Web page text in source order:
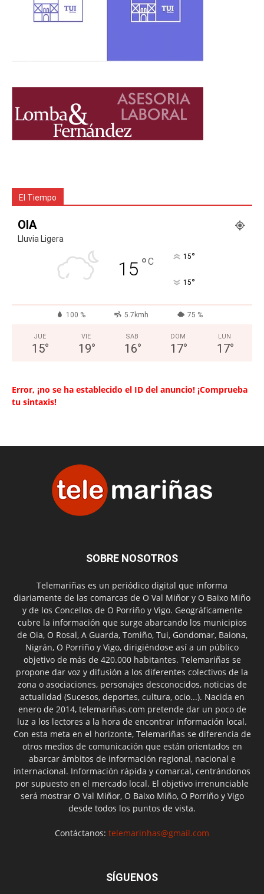
El Tiempo
OIA
Lluvia Ligera
15 °C 15°
15°
100 % 5.7kmh 75 %
JUE
15°
VIE
19°
SAB
16°
DOM
17°
LUN
17°
Error, ¡no se ha establecido el ID del anuncio! ¡Comprueba
tu sintaxis!
SOBRE NOSOTROS
Telemariñas es un periódico digital que informa
diariamente de las comarcas de O Val Miñor y O Baixo Miño
y de los Concellos de O Porriño y Vigo. Geográficamente
cubre la información que surge abarcando los municipios
de Oia, O Rosal, A Guarda, Tomiño, Tui, Gondomar, Baiona,
Nigrán, O Porriño y Vigo, dirigiéndose así a un público
objetivo de más de 420.000 habitantes. Telemariñas se
propone dar voz y difusión a los diferentes colectivos de la
zona o asociaciones, personajes desconocidos, noticias de
actualidad (Sucesos, deportes, cultura, ocio...). Nacida en
enero de 2014, telemariñas.com pretende dar un poco de
luz a los lectores a la hora de encontrar información local.
Con esta meta en el horizonte, Telemariñas se diferencia de
otros medios de comunicación que están orientados en
abarcar ámbitos de información regional, nacional e
internacional. Información rápida y comarcal, centrándonos
por supuesto en el mercado local. El objetivo irrenunciable
será mostrar O Val Miñor, O Baixo Miño, O Porriño y Vigo
desde todos los puntos de vista.
Contáctanos: telemarinhas@gmail.com
SÍGUENOS